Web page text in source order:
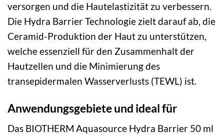
versorgen und die Hautelastizität zu verbessern.
Die Hydra Barrier Technologie zielt darauf ab, die
Ceramid-Produktion der Haut zu unterstützen,
welche essenziell für den Zusammenhalt der
Hautzellen und die Minimierung des
transepidermalen Wasserverlusts (TEWL) ist.
Anwendungsgebiete und ideal für
Das BIOTHERM Aquasource Hydra Barrier 50 ml